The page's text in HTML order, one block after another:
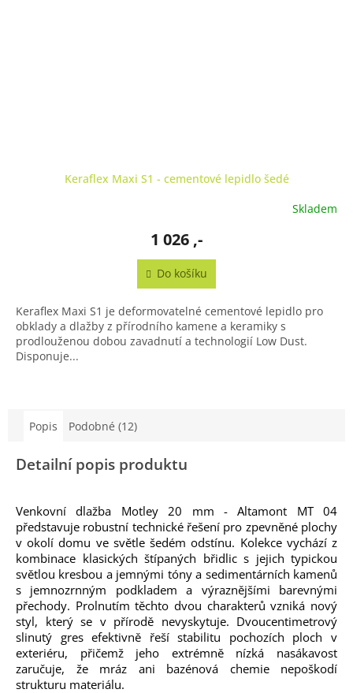
Keraflex Maxi S1 - cementové lepidlo šedé
Skladem
1 026 ,-
Do košíku
Keraflex Maxi S1 je deformovatelné cementové lepidlo pro
obklady a dlažby z přírodního kamene a keramiky s
prodlouženou dobou zavadnutí a technologií Low Dust.
Disponuje...
Popis Podobné (12)
Detailní popis produktu
Venkovní dlažba Motley 20 mm - Altamont MT 04
představuje robustní technické řešení pro zpevněné plochy
v okolí domu ve světle šedém odstínu. Kolekce vychází z
kombinace klasických štípaných břidlic s jejich typickou
světlou kresbou a jemnými tóny a sedimentárních kamenů
s jemnozrnným podkladem a výraznějšími barevnými
přechody. Prolnutím těchto dvou charakterů vzniká nový
styl, který se v přírodě nevyskytuje. Dvoucentimetrový
slinutý gres efektivně řeší stabilitu pochozích ploch v
exteriéru, přičemž jeho extrémně nízká nasákavost
zaručuje, že mráz ani bazénová chemie nepoškodí
strukturu materiálu.